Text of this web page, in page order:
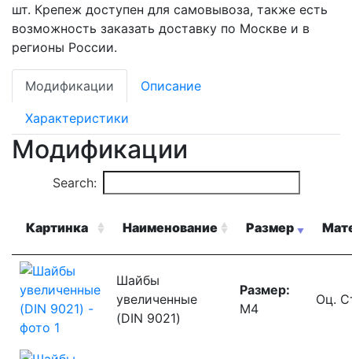
шт. Крепеж доступен для самовывоза, также есть
возможность заказать доставку по Москве и в
регионы России.
Модификации Описание
Характеристики
Модификации
Search:
Картинка Наименование Размер
Шайбы
увеличенные
(DIN 9021)
Размер:
М4
Оц.